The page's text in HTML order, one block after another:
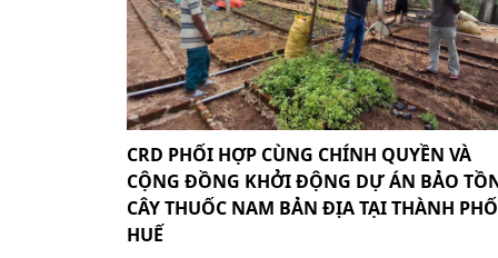
CRD PHỐI HỢP CÙNG CHÍNH QUYỀN VÀ
CỘNG ĐỒNG KHỞI ĐỘNG DỰ ÁN BẢO
CÂY THUỐC NAM BẢN ĐỊA TẠI THÀNH PHỐ
HUẾ